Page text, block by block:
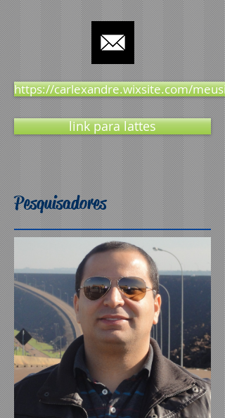
https://carlexandre.wixsite.com/
link para lattes
Pesquisadores